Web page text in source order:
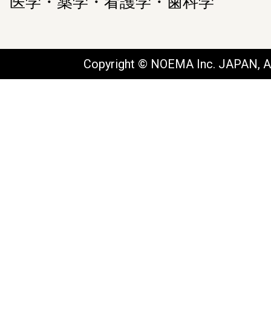
Copyright © NOEMA Inc. JAPAN,